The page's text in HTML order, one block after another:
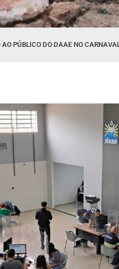
PÚBLICO DO DAAE NO CARNAVAL